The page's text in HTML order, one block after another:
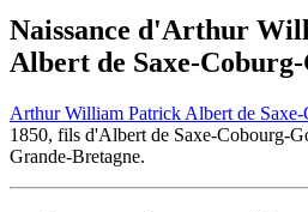
Naissance d'Arthur
Albert de Saxe-
Arthur William Patrick Albert de Saxe-
1850, fils d'Albert de Saxe-Cobourg-
Grande-Bretagne.